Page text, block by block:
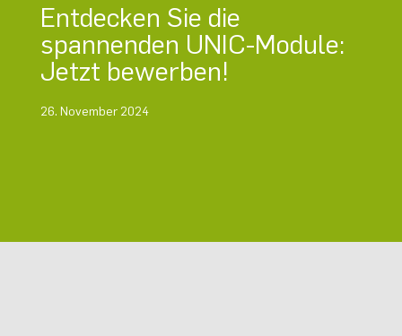
Entdecken Sie die
spannenden UNIC-Module:
Jetzt bewerben!
26. November 2024